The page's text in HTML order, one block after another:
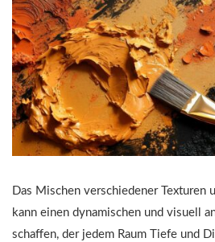
Das Mischen verschiedener Texturen
kann einen dynamischen und visuell
schaffen, der jedem Raum Tiefe und